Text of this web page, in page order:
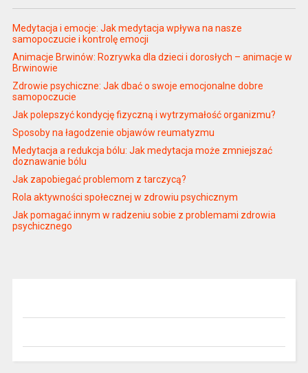
Medytacja i emocje: Jak medytacja wpływa na nasze
samopoczucie i kontrolę emocji
Animacje Brwinów: Rozrywka dla dzieci i dorosłych – animacje w
Brwinowie
Zdrowie psychiczne: Jak dbać o swoje emocjonalne dobre
samopoczucie
Jak polepszyć kondycję fizyczną i wytrzymałość organizmu?
Sposoby na łagodzenie objawów reumatyzmu
Medytacja a redukcja bólu: Jak medytacja może zmniejszać
doznawanie bólu
Jak zapobiegać problemom z tarczycą?
Rola aktywności społecznej w zdrowiu psychicznym
Jak pomagać innym w radzeniu sobie z problemami zdrowia
psychicznego